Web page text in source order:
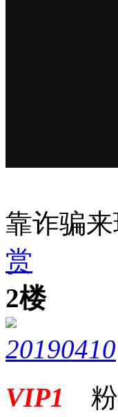
靠诈骗
赏
2楼
20190410
VIP1 粉